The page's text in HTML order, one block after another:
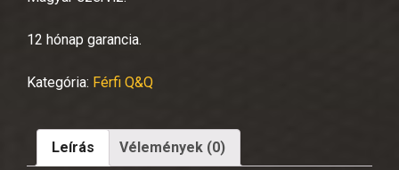
12 hónap garancia.
Kategória: Férfi Q&Q
Leírás Vélemények (0)